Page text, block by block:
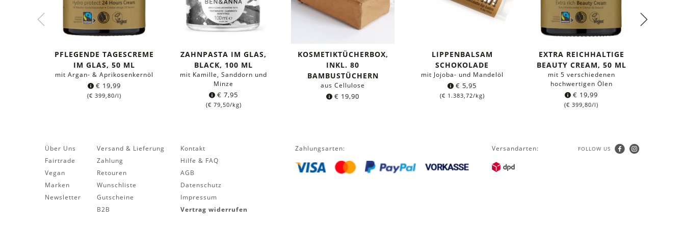
PFLEGENDE TAGESCREME
IM GLAS, 50 ML
mit Argan- & Aprikosenkernöl
€ 19,99
(€ 399,80/l)
ZAHNPASTA IM GLAS,
BLACK, 100 ML
mit Kamille, Sanddorn und
Minze
€ 7,95
(€ 79,50/kg)
KOSMETIKTÜCHERBOX,
INKL. 80
BAMBUSTÜCHERN
aus Cellulose
€ 19,90
LIPPENBALSAM
SCHOKOLADE
mit Jojoba- und Mandelöl
€ 5,95
(€ 1.383,72/kg)
EXTRA REICHHALTIGE
BEAUTY CREAM, 50 ML
mit 5 verschiedenen
hochwertigen Ölen
€ 19,99
(€ 399,80/l)
Über Uns
Fairtrade
Vegan
Marken
Newsletter
Versand & Lieferung
Zahlung
Retouren
Wunschliste
Gutscheine
B2B
Kontakt
Hilfe & FAQ
AGB
Datenschutz
Impressum
Vertrag widerrufen
Zahlungsarten: Versandarten: FOLLOW US